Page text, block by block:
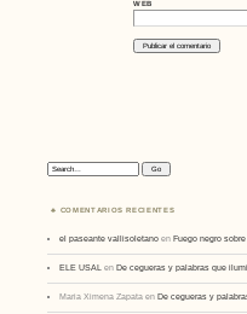
WEB
Search:
COMENTARIOS RECIENTES
el paseante vallisoletano enFuego negro
ELE USAL enDe cegueras y palabras que
Maria Ximena Zapata enDe cegueras y